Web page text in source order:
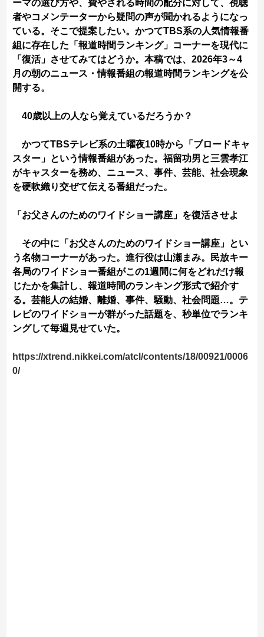
ーマの選び方や、費やされる時間の配分に対して、視聴
者やコメンテーターから疑問の声が聞かれるようになっ
ている。そこで提案したい。かつてTBS系の人気情報番
組に存在した「報道時間ランキング」コーナーを現代に
「復活」させてみてはどうか。本稿では、2026年3～4
月の朝のニュース・情報番組の報道時間ランキングを公
開する。
40歳以上の人なら覚えているだろうか？
かつてTBSテレビ系の土曜夜10時から「ブロードキャ
スター」という情報番組があった。福留功男と三雲孝江
がキャスターを務め、ニュース、事件、芸能、社会現象
を硬軟織り交ぜて伝える番組だった。
「お父さんのためのワイドショー講座」を復活させよ
その中に「お父さんのためのワイドショー講座」とい
う名物コーナーがあった。進行役は山瀬まみ。民放キー
各局のワイドショー番組がこの1週間に何をどれだけ報
じたかを集計し、報道時間のランキング形式で紹介す
る。芸能人の結婚、離婚、事件、騒動、社会問題…。テ
レビのワイドショーが群がった話題を、秒単位でランキ
ングして毎週見せていた。
https://xtrend.nikkei.com/atcl/contents/18/00921/0006
0/